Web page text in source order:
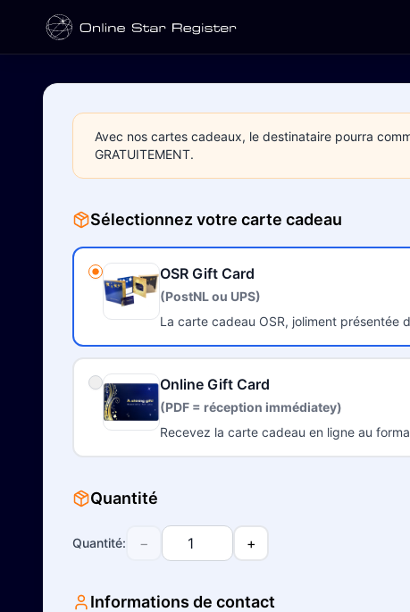
Avec nos cartes cadeaux, le destinataire pourra
GRATUITEMENT.
Sélectionnez votre carte cadeau
OSR Gift Card
(PostNL ou UPS)
La carte cadeau OSR, joliment présentée
Online Gift Card
(PDF = réception immédiatey)
Recevez la carte cadeau en ligne au
Quantité
Quantité: − +
Informations de contact